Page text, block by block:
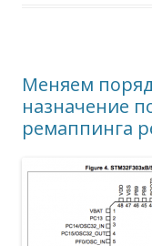
Меняем
назначение
ремаппинга